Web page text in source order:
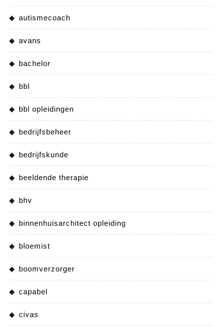
autismecoach
avans
bachelor
bbl
bbl opleidingen
bedrijfsbeheer
bedrijfskunde
beeldende therapie
bhv
binnenhuisarchitect opleiding
bloemist
boomverzorger
capabel
civas